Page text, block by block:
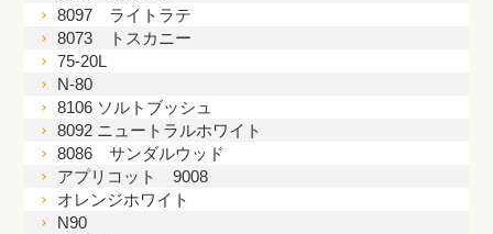
8097 ライトラテ
8073 トスカニー
75-20L
N-80
8106 ソルトブッシュ
8092 ニュートラルホワイト
8086 サンダルウッド
アプリコット 9008
オレンジホワイト
N90